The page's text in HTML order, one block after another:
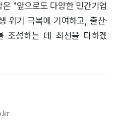
"앞으로도 다양한 민간기업
위기 극복에 기여하고, 출산·
조성하는 데 최선을 다하겠